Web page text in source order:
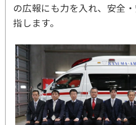
の広報にも力を入れ、安全
指します。